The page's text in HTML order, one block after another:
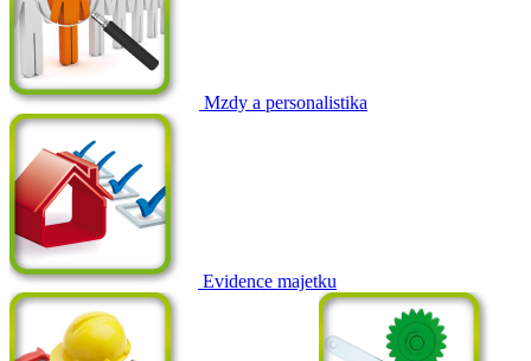
Mzdy a personalistika
Evidence majetku